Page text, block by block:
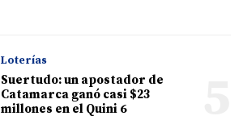
Loterías
Suertudo: un apostador de
Catamarca ganó casi $23
millones en el Quini 6